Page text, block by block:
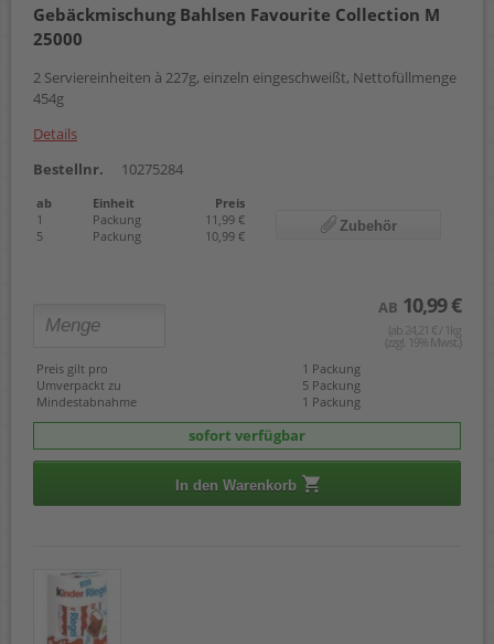
Gebäckmischung Bahlsen Favourite Collection M
25000
2 Serviereinheiten à 227g, einzeln eingeschweißt, Nettofüllmenge
454g
Details
Bestellnr.
10275284
ab Einheit
Preis
1
Packung
11,99 €
5
Packung 10,99 €
Zubehör
AB 10,99 €
(ab 24,21 € / 1kg
(zzgl. 19% Mwst.)
Preis gilt pro
1 Packung
Umverpackt zu
5 Packung
Mindestabnahme
1 Packung
sofort verfügbar
In den Warenkorb